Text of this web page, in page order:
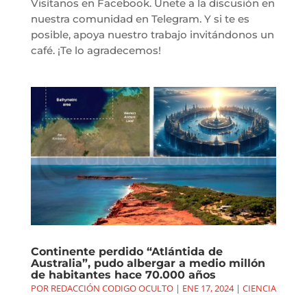
Visítanos en Facebook. Únete a la discusión en
nuestra comunidad en Telegram. Y si te es
posible, apoya nuestro trabajo invitándonos un
café. ¡Te lo agradecemos!
Continente perdido “Atlántida de
Australia”, pudo albergar a medio millón
de habitantes hace 70.000 años
POR REDACCIÓN CODIGO OCULTO| ENE 17, 2024| CIENCIA